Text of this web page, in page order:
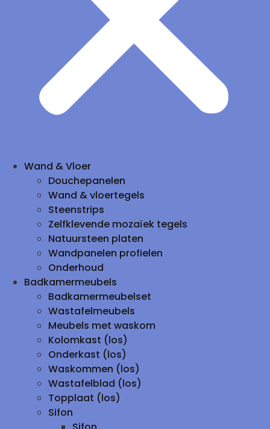
Wand & Vloer
Douchepanelen
Wand & vloertegels
Steenstrips
Zelfklevende mozaïek tegels
Natuursteen platen
Wandpanelen profielen
Onderhoud
Badkamermeubels
Badkamermeubelset
Wastafelmeubels
Meubels met waskom
Kolomkast (los)
Onderkast (los)
Waskommen (los)
Wastafelblad (los)
Topplaat (los)
Sifon